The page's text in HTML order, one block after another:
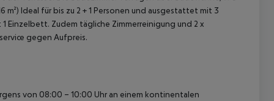
m²) Ideal für bis zu 2 + 1 Personen und ausgestattet mit 3
1 Einzelbett. Zudem tägliche Zimmerreinigung und 2 x
gegen Aufpreis.
von 08:00 – 10:00 Uhr an einem kontinentalen